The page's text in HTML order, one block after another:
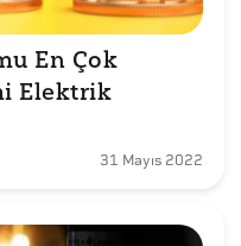
En Çok
31 Mayıs 2022